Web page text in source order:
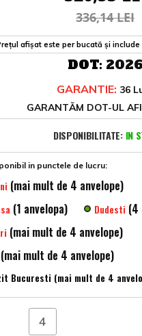
336,14 LEI
afișat este per bucată și
DOT: 2026
GARANTIE: 36
GARANTĂM DOT-UL
DISPONIBILITATE: IN
in punctele de lucru:
(mai mult de 4 anvelope)
(1 anvelopa) Dudesti (4
(mai mult de 4 anvelope)
(mai mult de 4 anvelope)
Bucuresti (mai mult de 4